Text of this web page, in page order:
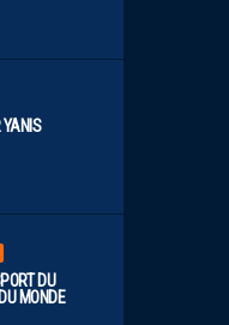
YANIS
DU
MONDE